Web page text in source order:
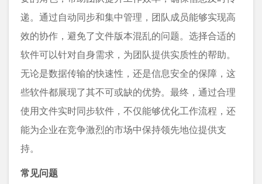
递。通过自动同步和集中管理，团队成员能够实现高
效的协作，避免了文件版本混乱的问题。选择合适的
软件可以针对自身需求，为团队提供实质性的帮助。
无论是数据传输的快速性，还是信息安全的保障，这
些软件都展现了其不可或缺的优势。最终，通过合理
使用文件实时同步软件，不仅能够优化工作流程，还
能为企业在竞争激烈的市场中保持领先地位提供支
持。
常见问题